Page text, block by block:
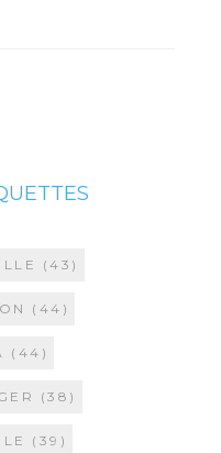
(43)
(44)
(44)
(38)
(39)